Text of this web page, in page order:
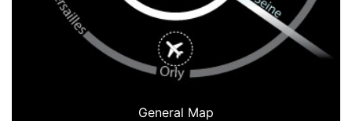
General Map